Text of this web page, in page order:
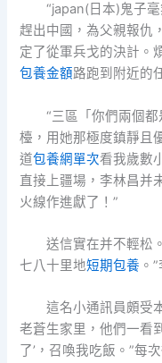
“japan(日本)鬼子
趕出中國，為父親報仇
定了從軍兵戈的決計。
包養金額路跑到附近的
“三區「你們兩個
檯，用她那極度鎮靜且
道包養網單次看我歲數
直接上疆場，李林昌并
火線作進獻了！”
送信實在并不輕松
七八十里地短期包養 。
這名小通訊員頗受
老蒼生家里，他們一看
了’，召喚我吃飯。”每